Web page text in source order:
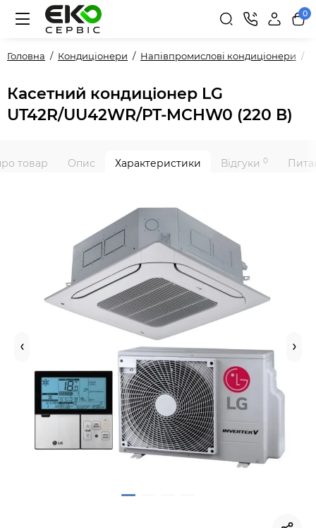
0
Головна Кондиціонери Напівпромислові кондиціонери
Касетний кондиціонер LG
UT42R/UU42WR/PT-MCHW0 (220 В)
товар Опис Характеристики Відгуки 0